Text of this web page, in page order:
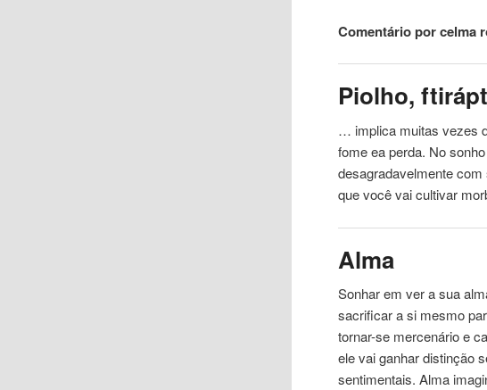
Comentário por celma
Piolho,
… implica muitas vezes
fome ea perda. No
desagradavelmente
que você vai cultivar
Alma
Sonhar em ver a sua
sacrificar a si mesmo
tornar-se mercenário e
ele vai ganhar distinção
sentimentais. Alma